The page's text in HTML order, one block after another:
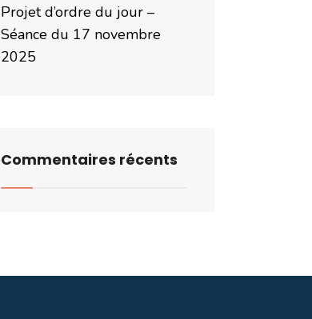
Projet d’ordre du jour –
Séance du 17 novembre
2025
Commentaires récents